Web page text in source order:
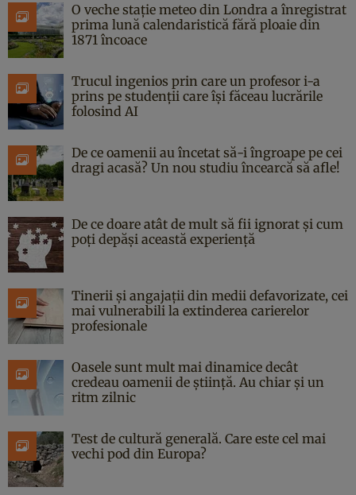
O veche stație meteo din Londra a înregistrat
prima lună calendaristică fără ploaie din
1871 încoace
Trucul ingenios prin care un profesor i-a
prins pe studenții care își făceau lucrările
folosind AI
De ce oamenii au încetat să-i îngroape pe cei
dragi acasă? Un nou studiu încearcă să afle!
De ce doare atât de mult să fii ignorat și cum
poți depăși această experiență
Tinerii și angajații din medii defavorizate, cei
mai vulnerabili la extinderea carierelor
profesionale
Oasele sunt mult mai dinamice decât
credeau oamenii de știință. Au chiar și un
ritm zilnic
Test de cultură generală. Care este cel mai
vechi pod din Europa?